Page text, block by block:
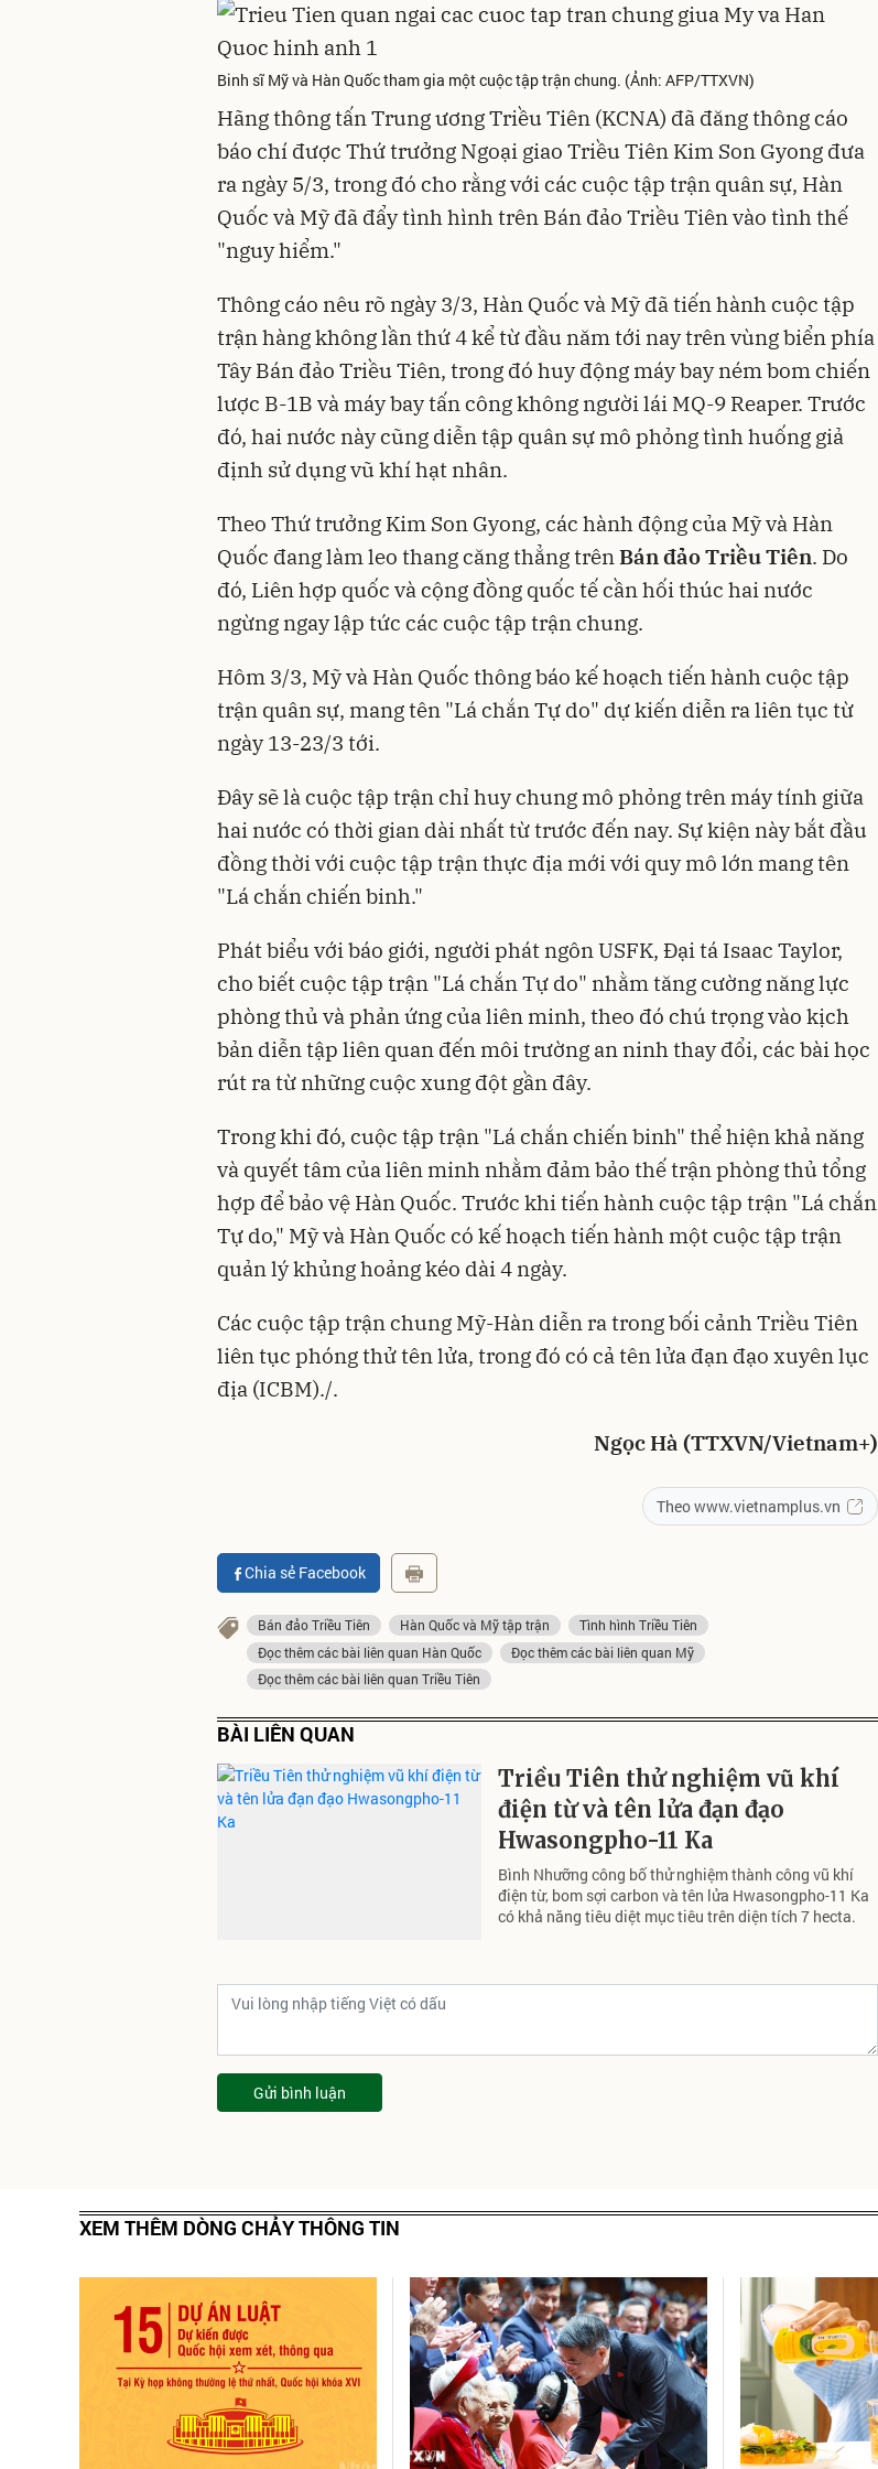
Binh sĩ Mỹ và Hàn Quốc tham gia một cuộc tập trận chung. (Ảnh: AFP/TTXVN)
Hãng thông tấn Trung ương Triều Tiên (KCNA) đã đăng thông cáo
báo chí được Thứ trưởng Ngoại giao Triều Tiên Kim Son Gyong đưa
ra ngày 5/3, trong đó cho rằng với các cuộc tập trận quân sự, Hàn
Quốc và Mỹ đã đẩy tình hình trên Bán đảo Triều Tiên vào tình thế
"nguy hiểm."
Thông cáo nêu rõ ngày 3/3, Hàn Quốc và Mỹ đã tiến hành cuộc tập
trận hàng không lần thứ 4 kể từ đầu năm tới nay trên vùng biển phía
Tây Bán đảo Triều Tiên, trong đó huy động máy bay ném bom chiến
lược B-1B và máy bay tấn công không người lái MQ-9 Reaper. Trước
đó, hai nước này cũng diễn tập quân sự mô phỏng tình huống giả
định sử dụng vũ khí hạt nhân.
Theo Thứ trưởng Kim Son Gyong, các hành động của Mỹ và Hàn
Quốc đang làm leo thang căng thẳng trênBán đảo Triều Tiên. Do
đó, Liên hợp quốc và cộng đồng quốc tế cần hối thúc hai nước
ngừng ngay lập tức các cuộc tập trận chung.
Hôm 3/3, Mỹ và Hàn Quốc thông báo kế hoạch tiến hành cuộc tập
trận quân sự, mang tên "Lá chắn Tự do" dự kiến diễn ra liên tục từ
ngày 13-23/3 tới.
Đây sẽ là cuộc tập trận chỉ huy chung mô phỏng trên máy tính giữa
hai nước có thời gian dài nhất từ trước đến nay. Sự kiện này bắt đầu
đồng thời với cuộc tập trận thực địa mới với quy mô lớn mang tên
"Lá chắn chiến binh."
Phát biểu với báo giới, người phát ngôn USFK, Đại tá Isaac Taylor,
cho biết cuộc tập trận "Lá chắn Tự do" nhằm tăng cường năng lực
phòng thủ và phản ứng của liên minh, theo đó chú trọng vào kịch
bản diễn tập liên quan đến môi trường an ninh thay đổi, các bài học
rút ra từ những cuộc xung đột gần đây.
Trong khi đó, cuộc tập trận "Lá chắn chiến binh" thể hiện khả năng
và quyết tâm của liên minh nhằm đảm bảo thế trận phòng thủ tổng
hợp để bảo vệ Hàn Quốc. Trước khi tiến hành cuộc tập trận "Lá chắn
Tự do," Mỹ và Hàn Quốc có kế hoạch tiến hành một cuộc tập trận
quản lý khủng hoảng kéo dài 4 ngày.
Các cuộc tập trận chung Mỹ-Hàn diễn ra trong bối cảnh Triều Tiên
liên tục phóng thử tên lửa, trong đó có cả tên lửa đạn đạo xuyên lục
địa (ICBM)./.
Ngọc Hà (TTXVN/Vietnam+)
Theo www.vietnamplus.vn
Chia sẻ Facebook
Bán đảo Triều Tiên Hàn Quốc và Mỹ tập trận
Tình hình Triều Tiên
Đọc thêm các bài liên quan Hàn Quốc
Đọc thêm các bài liên quan Mỹ
Đọc thêm các bài liên quan Triều Tiên
BÀI LIÊN QUAN
Triều Tiên thử nghiệm vũ khí
điện từ và tên lửa đạn đạo
Hwasongpho-11 Ka
Bình Nhưỡng công bố thử nghiệm thành công vũ khí
điện từ, bom sợi carbon và tên lửa Hwasongpho-11 Ka
có khả năng tiêu diệt mục tiêu trên diện tích 7 hecta.
Gửi bình luận
XEM THÊM DÒNG CHẢY THÔNG TIN